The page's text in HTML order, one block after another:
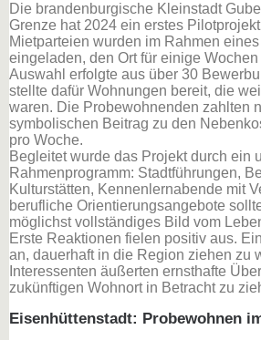
Die brandenburgische Kleinstadt
Grenze hat 2024 ein erstes
Mietparteien wurden im Rahmen
eingeladen, den Ort für einige
Auswahl erfolgte aus über 30
stellte dafür Wohnungen bereit, die
waren. Die Probewohnenden zahlten
symbolischen Beitrag zu den
pro Woche.
Begleitet wurde das Projekt durch ein
Rahmenprogramm: Stadtführungen,
Kulturstätten, Kennenlernabende mit
berufliche Orientierungsangebote
möglichst vollständiges Bild vom
Erste Reaktionen fielen positiv aus.
an, dauerhaft in die Region ziehen zu
Interessenten äußerten ernsthafte
zukünftigen Wohnort in Betracht zu
Eisenhüttenstadt: Probewohnen